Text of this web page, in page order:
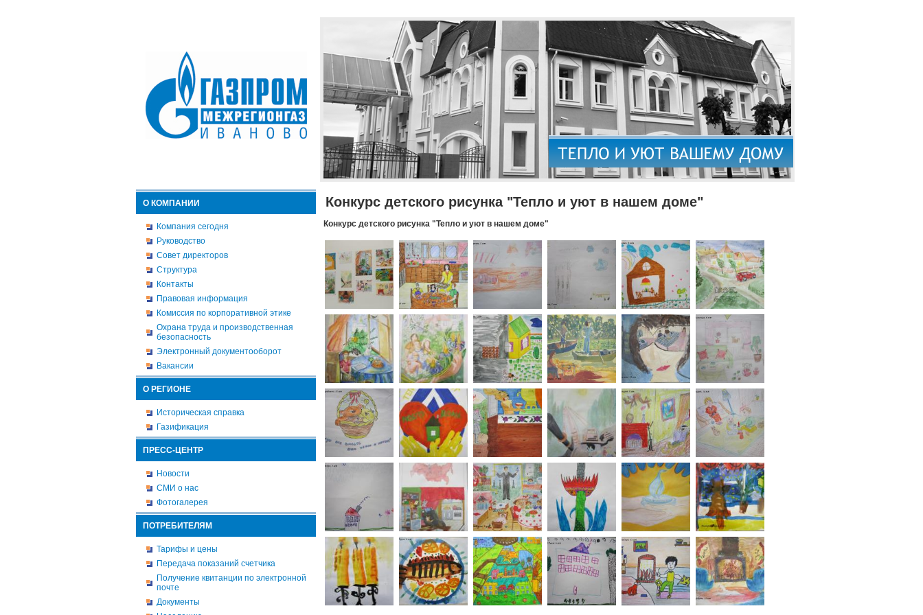
О КОМПАНИИ
Компания сегодня
Руководство
Совет директоров
Структура
Контакты
Правовая информация
Комиссия по корпоративной этике
Охрана труда и производственная
безопасность
Электронный документооборот
Вакансии
О РЕГИОНЕ
Историческая справка
Газификация
ПРЕСС-ЦЕНТР
Новости
СМИ о нас
Фотогалерея
ПОТРЕБИТЕЛЯМ
Тарифы и цены
Передача показаний счетчика
Получение квитанции по электронной
почте
Документы
Конкурс детского рисунка "Тепло и уют в нашем доме"
Конкурс детского рисунка "Тепло и уют в нашем доме"